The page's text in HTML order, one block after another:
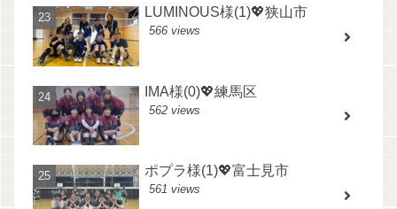
LUMINOUS様(1)💖狭山市
566 views
IMA様(0)💖練馬区
562 views
ポプラ様(1)💖富士見市
561 views